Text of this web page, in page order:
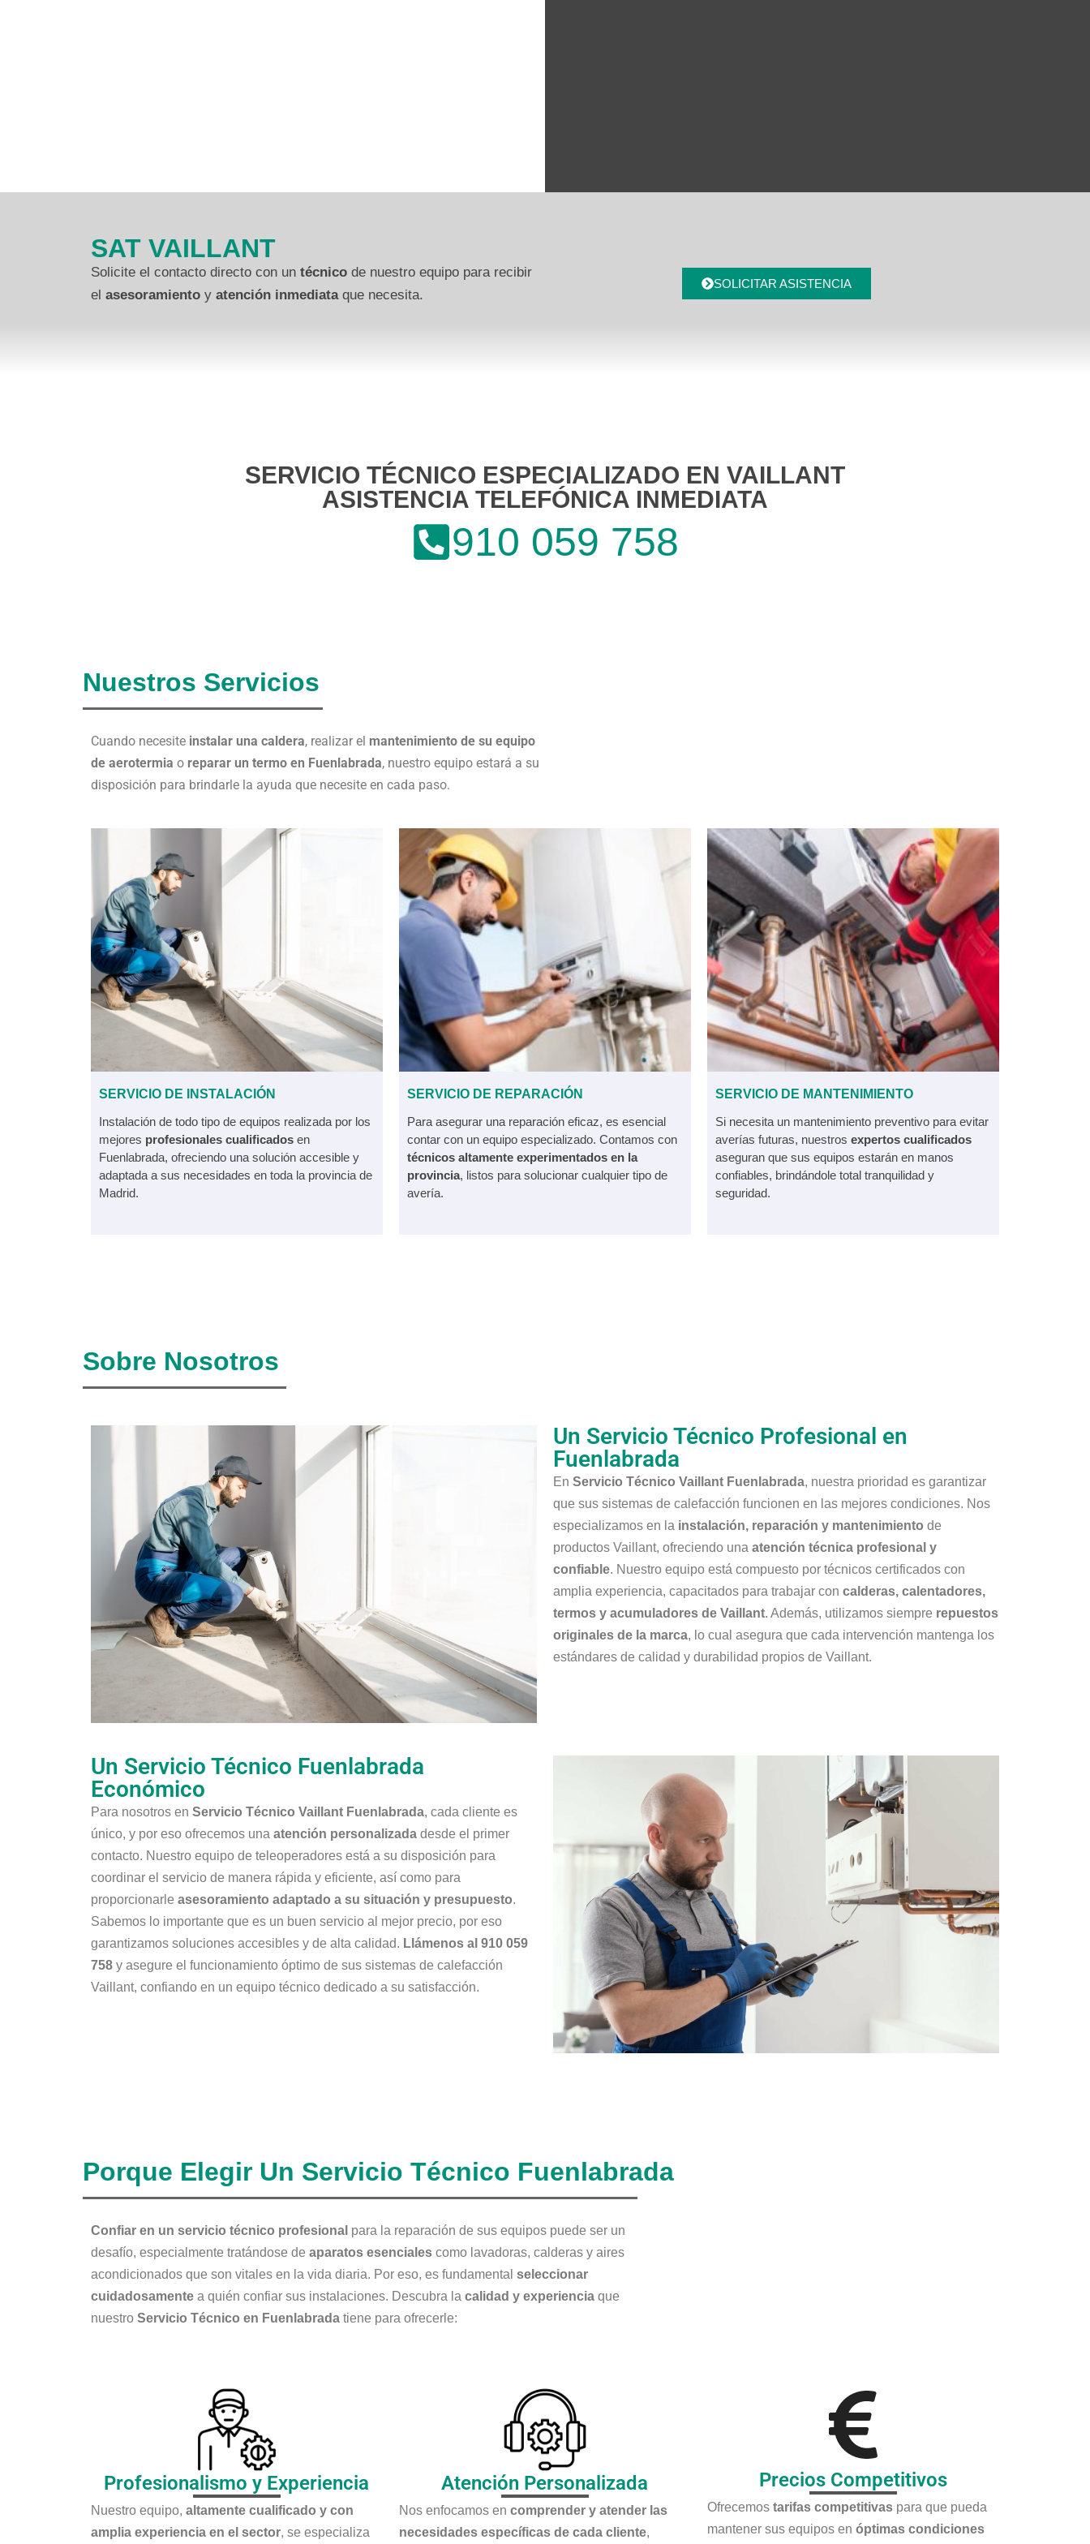
SAT VAILLANT
Solicite el contacto directo con un técnico de nuestro equipo para recibir
el asesoramiento y atención inmediataque necesita.
SOLICITAR ASISTENCIA
SERVICIO TÉCNICO ESPECIALIZADO EN VAILLANT
ASISTENCIA TELEFÓNICA INMEDIATA
910 059 758
Nuestros Servicios
Cuando necesite instalar una caldera, realizar el mantenimiento de su equipo
de aerotermia o reparar un termo en Fuenlabrada, nuestro equipo estará a su
disposición para brindarle la ayuda que necesite en cada paso.
SERVICIO DE INSTALACIÓN
Instalación de todo tipo de equipos realizada por los
mejores profesionales cualificados en
Fuenlabrada, ofreciendo una solución accesible y
adaptada a sus necesidades en toda la provincia de
Madrid.
SERVICIO DE REPARACIÓN
Para asegurar una reparación eficaz, es esencial
contar con un equipo especializado. Contamos con
técnicos altamente experimentados en la
provincia, listos para solucionar cualquier tipo de
avería.
SERVICIO DE MANTENIMIENTO
Si necesita un mantenimiento preventivo para evitar
averías futuras, nuestros expertos cualificados
aseguran que sus equipos estarán en manos
confiables, brindándole total tranquilidad y
seguridad.
Sobre Nosotros
Un Servicio Técnico Profesional en
Fuenlabrada
En Servicio Técnico Vaillant Fuenlabrada, nuestra prioridad es garantizar
que sus sistemas de calefacción funcionen en las mejores condiciones. Nos
especializamos en la instalación, reparación y mantenimiento de
productos Vaillant, ofreciendo una atención técnica profesional y
confiable. Nuestro equipo está compuesto por técnicos certificados con
amplia experiencia, capacitados para trabajar con calderas, calentadores,
termos y acumuladores de Vaillant. Además, utilizamos siempre repuestos
originales de la marca, lo cual asegura que cada intervención mantenga los
estándares de calidad y durabilidad propios de Vaillant.
Un Servicio Técnico Fuenlabrada
Económico
Para nosotros en Servicio Técnico Vaillant Fuenlabrada, cada cliente es
único, y por eso ofrecemos una atención personalizada desde el primer
contacto. Nuestro equipo de teleoperadores está a su disposición para
coordinar el servicio de manera rápida y eficiente, así como para
proporcionarle asesoramiento adaptado a su situación y presupuesto.
Sabemos lo importante que es un buen servicio al mejor precio, por eso
garantizamos soluciones accesibles y de alta calidad. Llámenos al 910 059
758 y asegure el funcionamiento óptimo de sus sistemas de calefacción
Vaillant, confiando en un equipo técnico dedicado a su satisfacción.
Porque Elegir Un Servicio Técnico Fuenlabrada
Confiar en un servicio técnico profesional para la reparación de sus equipos puede ser un
desafío, especialmente tratándose de aparatos esenciales como lavadoras, calderas y aires
acondicionados que son vitales en la vida diaria. Por eso, es fundamental seleccionar
cuidadosamente a quién confiar sus instalaciones. Descubra la calidad y experiencia que
nuestro Servicio Técnico en Fuenlabrada tiene para ofrecerle:
Profesionalismo y Experiencia
Nuestro equipo, altamente cualificado y con
amplia experiencia en el sector, se especializa
Atención Personalizada
Nos enfocamos en comprender y atender las
necesidades específicas de cada cliente,
Precios Competitivos
Ofrecemos tarifas competitivaspara que pueda
mantener sus equipos en óptimas condiciones